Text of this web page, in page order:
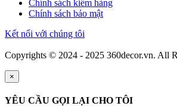
Chính sách kiểm hàng
Chính sách bảo mật
Kết nối với chúng tôi
Copyrights © 2024 - 2025 360decor.vn. All
×
YÊU CẦU GỌI LẠI CHO TÔI